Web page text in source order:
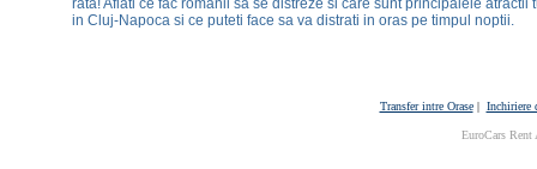
rata! Aflati ce fac romanii sa se distreze si care sunt principalele atractii
in Cluj-Napoca si ce puteti face sa va distrati in oras pe timpul noptii.
Transfer intre Orase| Inchiriere
EuroCars